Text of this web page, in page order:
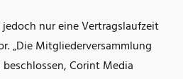
nur eine Vertragslaufzeit
„Die Mitgliederversammlung
Corint Media